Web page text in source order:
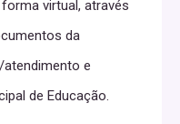
virtual, através
da
e
de Educação.